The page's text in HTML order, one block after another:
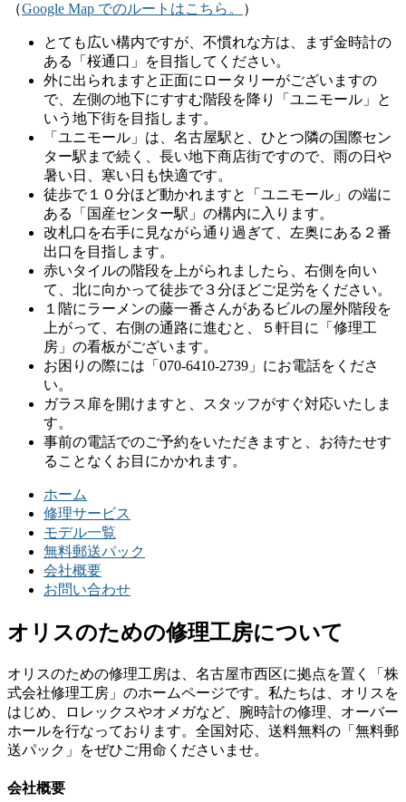
（Google Map でのルートはこちら。 ）
とても広い構内ですが、不慣れな方は、まず金時計の
ある「桜通口」を目指してください。
外に出られますと正面にロータリーがございますの
で、左側の地下にすすむ階段を降り「ユニモール」と
いう地下街を目指します。
「ユニモール」は、名古屋駅と、ひとつ隣の国際セン
ター駅まで続く、長い地下商店街ですので、雨の日や
暑い日、寒い日も快適です。
徒歩で１０分ほど動かれますと「ユニモール」の端に
ある「国産センター駅」の構内に入ります。
改札口を右手に見ながら通り過ぎて、左奥にある２番
出口を目指します。
赤いタイルの階段を上がられましたら、右側を向い
て、北に向かって徒歩で３分ほどご足労をください。
１階にラーメンの藤一番さんがあるビルの屋外階段を
上がって、右側の通路に進むと、５軒目に「修理工
房」の看板がございます。
お困りの際には「070-6410-2739」にお電話をくださ
い。
ガラス扉を開けますと、スタッフがすぐ対応いたしま
す。
事前の電話でのご予約をいただきますと、お待たせす
ることなくお目にかかれます。
ホーム
修理サービス
モデル一覧
無料郵送パック
会社概要
お問い合わせ
オリスのための修理工房について
オリスのための修理工房は、名古屋市西区に拠点を置く「株
式会社修理工房」のホームページです。私たちは、オリスを
はじめ、ロレックスやオメガなど、腕時計の修理、オーバー
ホールを行なっております。全国対応、送料無料の「無料郵
送パック」をぜひご用命くださいませ。
会社概要